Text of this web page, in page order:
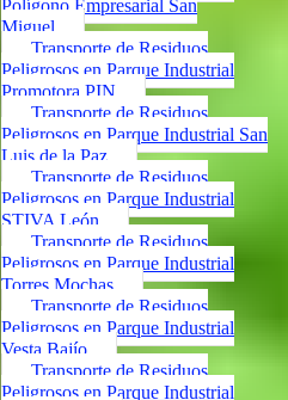
Polígono Empresarial San
Miguel
Transporte de Residuos
Peligrosos en Parque Industrial
Promotora PIN
Transporte de Residuos
Peligrosos en Parque Industrial San
Luis de la Paz
Transporte de Residuos
Peligrosos en Parque Industrial
STIVA León
Transporte de Residuos
Peligrosos en Parque Industrial
Torres Mochas
Transporte de Residuos
Peligrosos en Parque Industrial
Vesta Bajío
Transporte de Residuos
Peligrosos en Parque Industrial